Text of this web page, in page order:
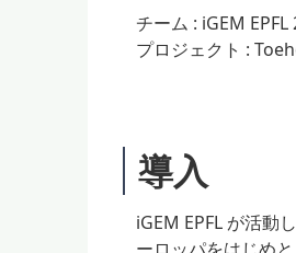
チーム : iGEM EPFL
プロジェクト :
導入
iGEM EPFL が活動
ーロッパをはじめ